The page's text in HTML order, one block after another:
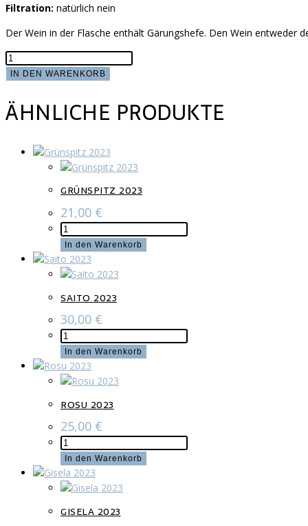
Filtration: natürlich nein
Der Wein in der Flasche enthält Gärungshefe. Den Wein entweder
Vinul
Casei
Menge
IN DEN WARENKORB
ÄHNLICHE PRODUKTE
GRÜNSPITZ 2023
21,00 €
Grünspitz
2023
Menge
In den Warenkorb
SAITO 2023
30,00 €
Saito
2023
Menge
In den Warenkorb
ROSU 2023
25,00 €
Rosu
2023
Menge
In den Warenkorb
GISELA 2023